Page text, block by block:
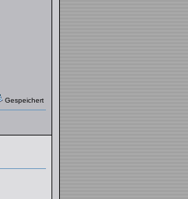
Gespeichert